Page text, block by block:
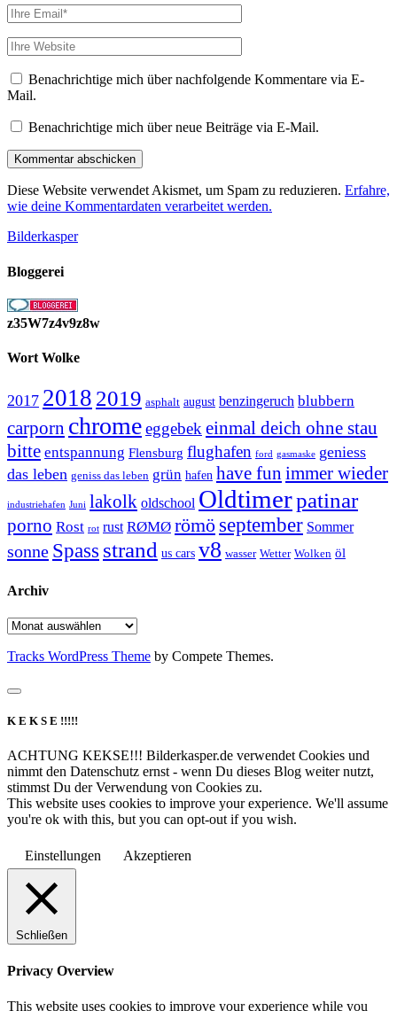
Ihre
Email
Webseiten
URL
Benachrichtige mich über nachfolgende Kommentare via E-
Mail.
Benachrichtige mich über neue Beiträge via E-Mail.
Diese Website verwendet Akismet, um Spam zu reduzieren. Erfahre,
wie deine Kommentardaten verarbeitet werden.
Bilderkasper
Bloggerei
z35W7z4v9z8w
Wort Wolke
2017 2018 2019 asphalt august benzingeruch blubbern
carporn chromeeggebekeinmal deich ohne stau
bitte entspannung Flensburg flughafen ford gasmaske geniess
das leben geniss das leben grün hafen have fun immer wieder
industriehafen Juni lakolk oldschool Oldtimerpatinar
porno Rost rot rust RØMØ römö september Sommer
sonne Spass strand us cars v8 wasser Wetter Wolken öl
Archiv
Archiv
Tracks WordPress Theme by Compete Themes.
K E K S E !!!!!
ACHTUNG KEKSE!!! Bilderkasper.de verwendet Cookies und
nimmt den Datenschutz ernst - wenn Du dieses Blog weiter nutzt,
stimmst Du der Verwendung von Cookies zu.
This website uses cookies to improve your experience. We'll assume
you're ok with this, but you can opt-out if you wish.
Einstellungen Akzeptieren
Schließen
Privacy Overview
This website uses cookies to improve your experience while you